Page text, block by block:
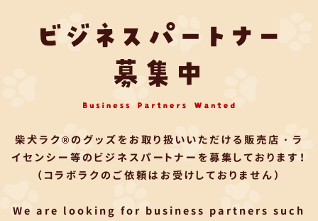
柴犬ラク®のグッズをお取り扱いいただける 販売店・ラ
イセンシー等のビジネスパートナーを募集しております！
（コラボラクのご依頼はお受けしておりません）
We are looking for business partners such